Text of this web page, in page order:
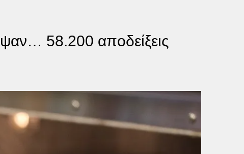
58.200 αποδείξεις